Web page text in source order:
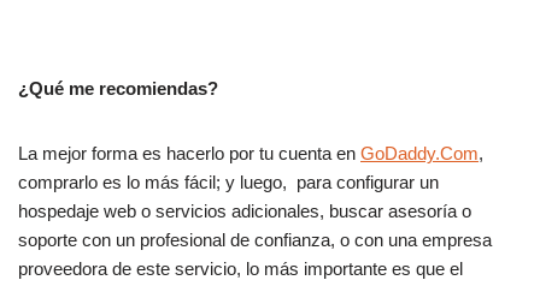
¿Qué me recomiendas?
La mejor forma es hacerlo por tu cuenta en GoDaddy.Com,
comprarlo es lo más fácil; y luego, para configurar un
hospedaje web o servicios adicionales, buscar asesoría o
soporte con un profesional de confianza, o con una empresa
proveedora de este servicio, lo más importante es que el